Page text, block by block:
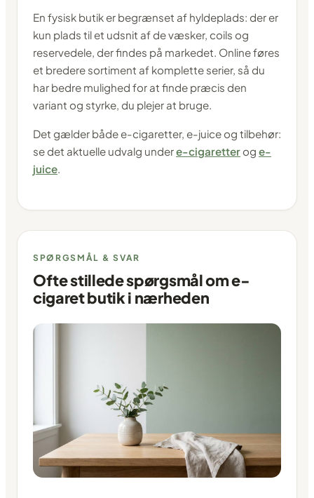
En fysisk butik er begrænset af hyldeplads: der er
kun plads til et udsnit af de væsker, coils og
reservedele, der findes på markedet. Online føres
et bredere sortiment af komplette serier, så du
har bedre mulighed for at finde præcis den
variant og styrke, du plejer at bruge.
Det gælder både e-cigaretter, e-juice og tilbehør:
se det aktuelle udvalg undere-cigaretter og e-
juice.
SPØRGSMÅL & SVAR
Ofte stillede spørgsmål om e-
cigaret butik i nærheden